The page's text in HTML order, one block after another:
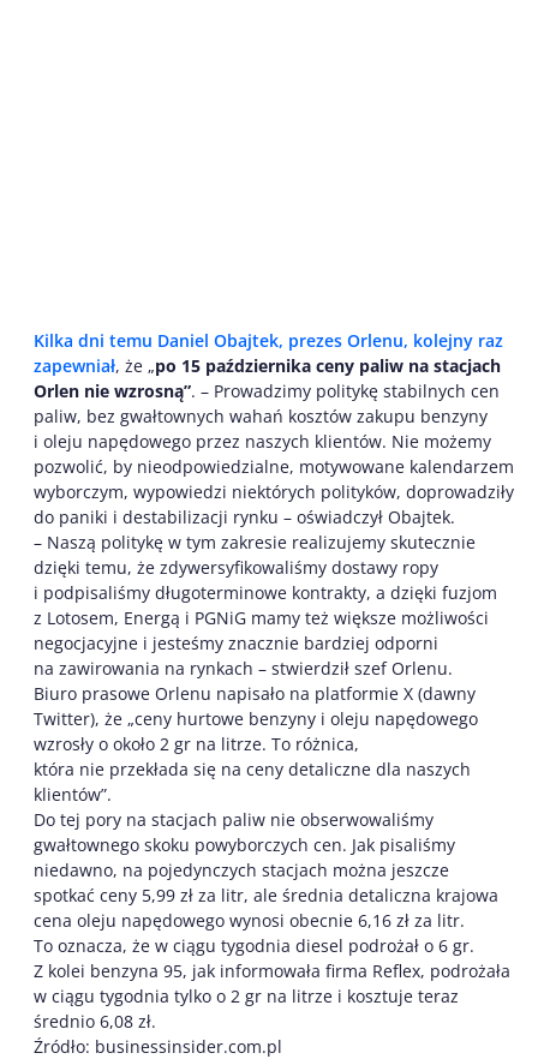
Kilka dni temu Daniel Obajtek, prezes Orlenu, kolejny raz
zapewniał, że „po 15 października ceny paliw na stacjach
Orlen nie wzrosną”. – Prowadzimy politykę stabilnych cen
paliw, bez gwałtownych wahań kosztów zakupu benzyny
i oleju napędowego przez naszych klientów. Nie możemy
pozwolić, by nieodpowiedzialne, motywowane kalendarzem
wyborczym, wypowiedzi niektórych polityków, doprowadziły
do paniki i destabilizacji rynku – oświadczył Obajtek.
– Naszą politykę w tym zakresie realizujemy skutecznie
dzięki temu, że zdywersyfikowaliśmy dostawy ropy
i podpisaliśmy długoterminowe kontrakty, a dzięki fuzjom
z Lotosem, Energą i PGNiG mamy też większe możliwości
negocjacyjne i jesteśmy znacznie bardziej odporni
na zawirowania na rynkach – stwierdził szef Orlenu.
Biuro prasowe Orlenu napisało na platformie X (dawny
Twitter), że „ceny hurtowe benzyny i oleju napędowego
wzrosły o około 2 gr na litrze. To różnica,
która nie przekłada się na ceny detaliczne dla naszych
klientów”.
Do tej pory na stacjach paliw nie obserwowaliśmy
gwałtownego skoku powyborczych cen. Jak pisaliśmy
niedawno, na pojedynczych stacjach można jeszcze
spotkać ceny 5,99 zł za litr, ale średnia detaliczna krajowa
cena oleju napędowego wynosi obecnie 6,16 zł za litr.
To oznacza, że w ciągu tygodnia diesel podrożał o 6 gr.
Z kolei benzyna 95, jak informowała firma Reflex, podrożała
w ciągu tygodnia tylko o 2 gr na litrze i kosztuje teraz
średnio 6,08 zł.
Źródło: businessinsider.com.pl